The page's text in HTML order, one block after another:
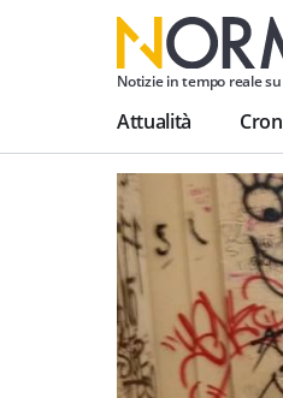
Notizie in tempo reale
Attualità